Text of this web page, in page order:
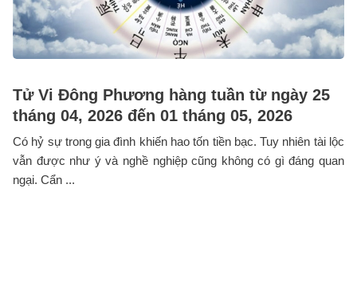
Tử Vi Đông Phương hàng tuần từ ngày 25
tháng 04, 2026 đến 01 tháng 05, 2026
Có hỷ sự trong gia đình khiến hao tốn tiền bạc. Tuy nhiên tài lộc
vẫn được như ý và nghề nghiệp cũng không có gì đáng quan
ngại. Cẩn ...